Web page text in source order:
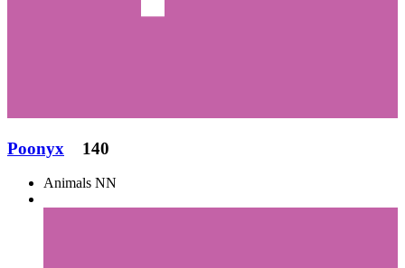
Poonyx 140
Animals NN